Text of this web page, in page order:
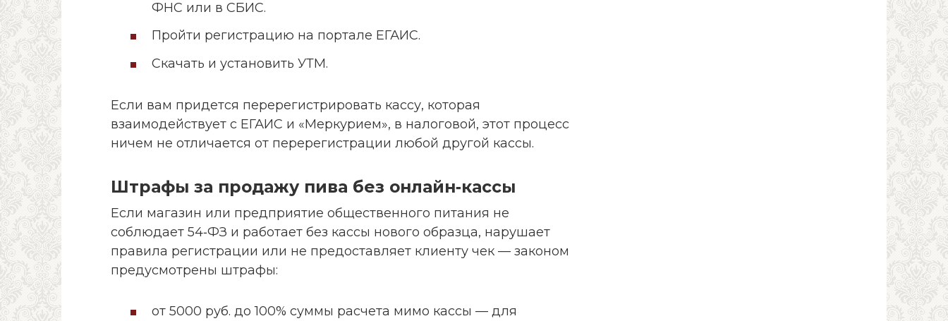
ФНС или в СБИС.
Пройти регистрацию на портале ЕГАИС.
Скачать и установить УТМ.
Если вам придется перерегистрировать кассу, которая
взаимодействует с ЕГАИС и «Меркурием», в налоговой, этот процесс
ничем не отличается от перерегистрации любой другой кассы.
Штрафы за продажу пива без онлайн‑кассы
Если магазин или предприятие общественного питания не
соблюдает 54‑ФЗ и работает без кассы нового образца, нарушает
правила регистрации или не предоставляет клиенту чек — законом
предусмотрены штрафы:
от 5000 руб. до 100% суммы расчета мимо кассы — для